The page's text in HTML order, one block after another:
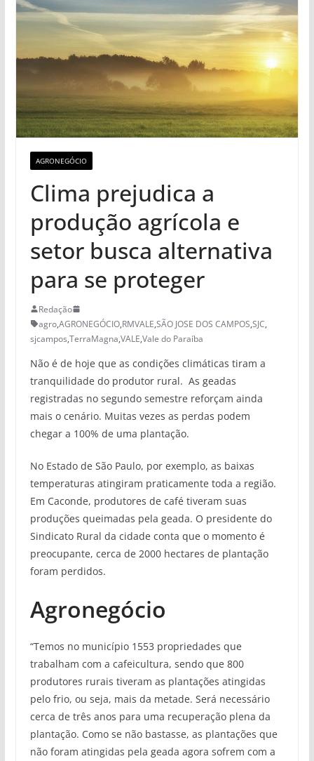
AGRONEGÓCIO
Clima prejudica a
produção agrícola e
setor busca alternativa
para se proteger
Redação
agro,AGRONEGÓCIO,RMVALE,SÃO JOSE DOS CAMPOS,SJC,
sjcampos,TerraMagna,VALE,Vale do Paraíba
Não é de hoje que as condições climáticas tiram a
tranquilidade do produtor rural. As geadas
registradas no segundo semestre reforçam ainda
mais o cenário. Muitas vezes as perdas podem
chegar a 100% de uma plantação.
No Estado de São Paulo, por exemplo, as baixas
temperaturas atingiram praticamente toda a região.
Em Caconde, produtores de café tiveram suas
produções queimadas pela geada. O presidente do
Sindicato Rural da cidade conta que o momento é
preocupante, cerca de 2000 hectares de plantação
foram perdidos.
Agronegócio
“Temos no município 1553 propriedades que
trabalham com a cafeicultura, sendo que 800
produtores rurais tiveram as plantações atingidas
pelo frio, ou seja, mais da metade. Será necessário
cerca de três anos para uma recuperação plena da
plantação. Como se não bastasse, as plantações que
não foram atingidas pela geada agora sofrem com a